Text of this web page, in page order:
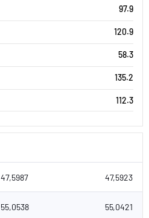
97.9
120.9
58.3
135.2
112.3
47,5987 47,5923
55,0538 55,0421